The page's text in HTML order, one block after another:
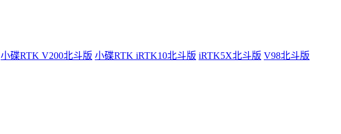
小碟RTK V200北斗版 小碟RTK iRTK10北斗版 iRTK5X北斗版 V98北斗版